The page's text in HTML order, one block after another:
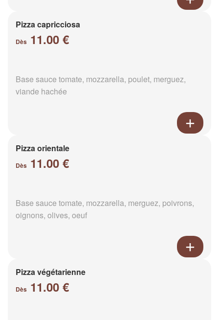
Pizza capricciosa
Dès 11.00 €
Base sauce tomate, mozzarella, poulet, merguez,
viande hachée
Pizza orientale
Dès 11.00 €
Base sauce tomate, mozzarella, merguez, poivrons,
oignons, olives, oeuf
Pizza végétarienne
Dès 11.00 €